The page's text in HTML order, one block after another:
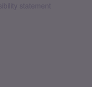
statement